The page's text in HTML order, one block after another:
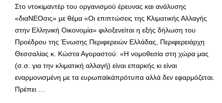
Στο ντοκιμαντέρ του οργανισμού έρευνας και ανάλυσης
«διαΝΕΟσις» με θέμα «Οι επιπτώσεις της Κλιματικής Αλλαγής
στην Ελληνική Οικονομία» φιλοξενείται η εξής δήλωση του
Προέδρου της Ένωσης Περιφερειών Ελλάδας, Περιφερειάρχη
Θεσσαλίας κ. Κώστα Αγοραστού: «Η νομοθεσία στη χώρα μας
(σ.σ. για την κλιματική αλλαγή) είναι επαρκής κι είναι
εναρμονισμένη με τα ευρωπαϊκάπρότυπα αλλά δεν εφαρμόζεται.
Πρέπει …